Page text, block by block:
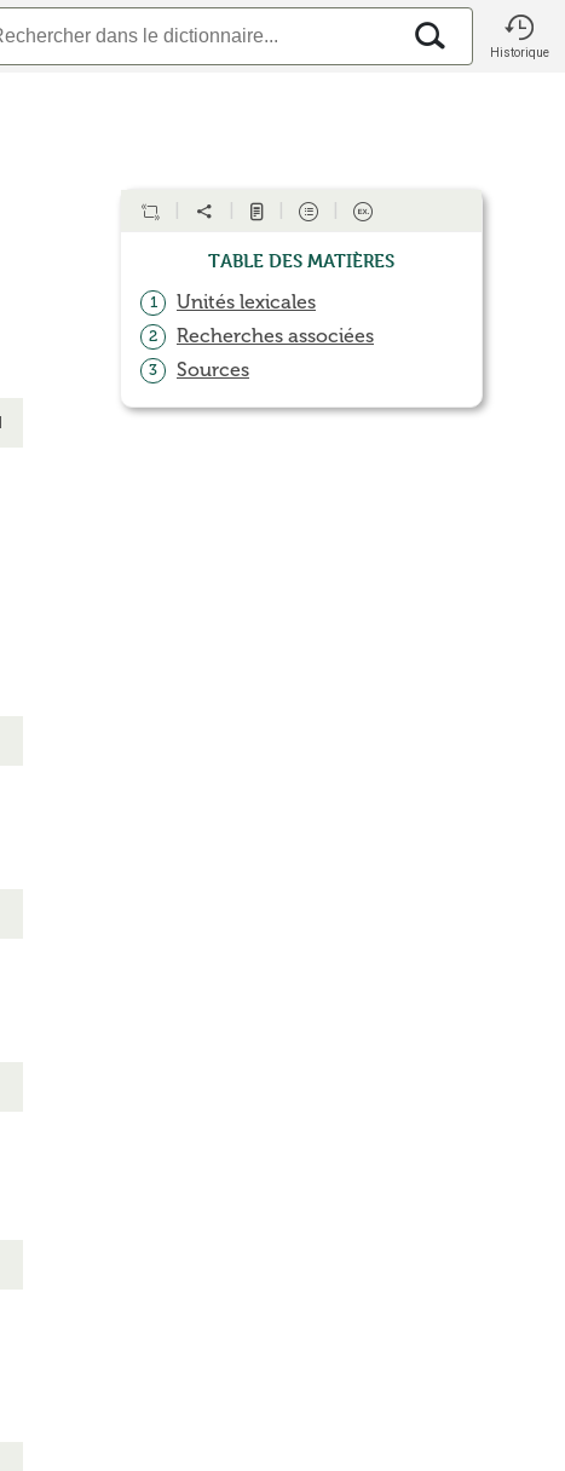
Historique
Table des matières
1 Unités lexicales
2 Recherches associées
3 Sources